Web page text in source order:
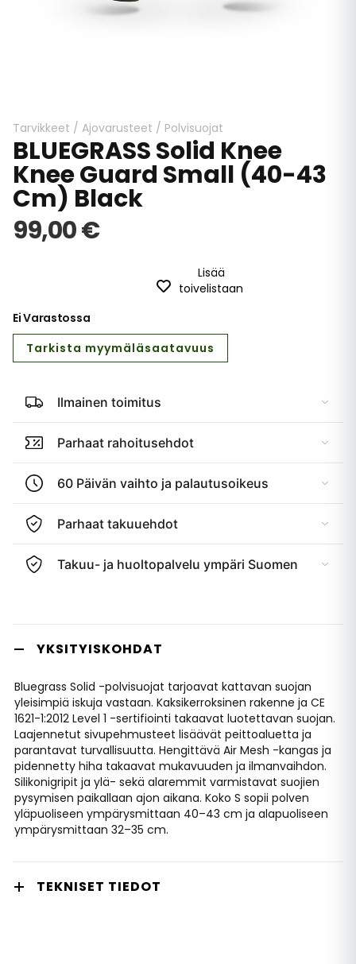
beginning
of
the
images
gallery
Tarvikkeet / Ajovarusteet / Polvisuojat
BLUEGRASS Solid Knee
Knee Guard Small (40-43
Cm) Black
99,00 €
Lisää
toivelistaan
Ei Varastossa
Tarkista myymäläsaatavuus
Ilmainen toimitus
Parhaat rahoitusehdot
60 Päivän vaihto ja palautusoikeus
Parhaat takuuehdot
Takuu- ja huoltopalvelu ympäri Suomen
YKSITYISKOHDAT
Bluegrass Solid -polvisuojat tarjoavat kattavan suojan
yleisimpiä iskuja vastaan. Kaksikerroksinen rakenne ja CE
1621-1:2012 Level 1 -sertifiointi takaavat luotettavan suojan.
Laajennetut sivupehmusteet lisäävät peittoaluetta ja
parantavat turvallisuutta. Hengittävä Air Mesh -kangas ja
pidennetty hiha takaavat mukavuuden ja ilmanvaihdon.
Silikonigripit ja ylä- sekä alaremmit varmistavat suojien
pysymisen paikallaan ajon aikana. Koko S sopii polven
yläpuoliseen ympärysmittaan 40–43 cm ja alapuoliseen
ympärysmittaan 32–35 cm.
TEKNISET TIEDOT